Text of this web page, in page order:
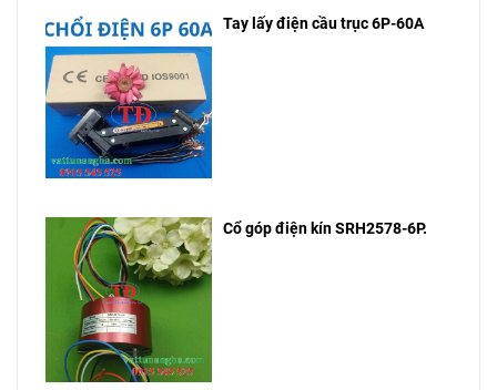
Tay lấy điện cầu trục 6P-60A
Cổ góp điện kín SRH2578-6P.